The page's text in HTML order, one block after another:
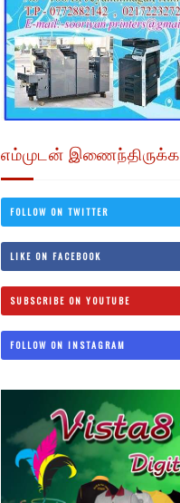
எம்முடன் இணைந்திருக்க
FOLLOW ON TWITTER
LIKE ON FACEBOOK
SUBSCRIBE ON YOUTUBE
FOLLOW ON INSTAGRAM